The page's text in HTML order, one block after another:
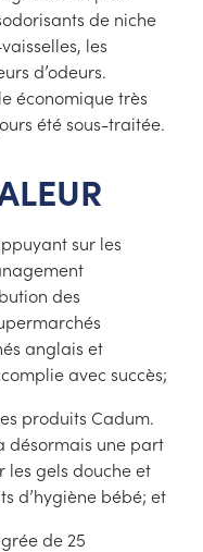
de niche
les
d’odeurs.
économique très
été sous-traitée.
sur les
des
anglais et
avec succès;
produits Cadum.
désormais une part
les gels douche et
d’hygiène bébé; et
de 25